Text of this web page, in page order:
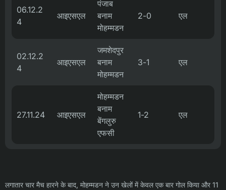
06.12.2
4
आइएसएल
पंजाब
बनाम
मोहम्मडन
2-0 एल
02.12.2
4
आइएसएल
जमशेदपुर
बनाम
मोहम्मडन
3-1 एल
27.11.24 आइएसएल
मोहम्मडन
बनाम
बेंगलुरु
एफसी
1-2 एल
लगातार चार मैच हारने के बाद, मोहम्मडन ने उन खेलों में केवल एक बार गोल किया और 11